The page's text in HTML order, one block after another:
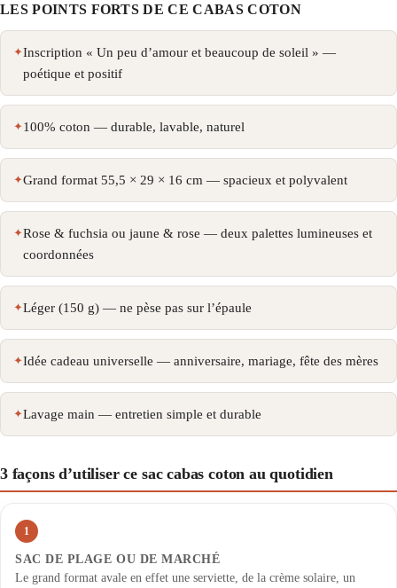
LES POINTS FORTS DE CE CABAS COTON
Inscription « Un peu d’amour et beaucoup de soleil » —
poétique et positif
100% coton — durable, lavable, naturel
Grand format 55,5 × 29 × 16 cm — spacieux et polyvalent
Rose & fuchsia ou jaune & rose — deux palettes lumineuses et
coordonnées
Léger (150 g) — ne pèse pas sur l’épaule
Idée cadeau universelle — anniversaire, mariage, fête des mères
Lavage main — entretien simple et durable
3 façons d’utiliser ce sac cabas coton au quotidien
1
SAC DE PLAGE OU DE MARCHÉ
Le grand format avale en effet une serviette, de la crème solaire, un